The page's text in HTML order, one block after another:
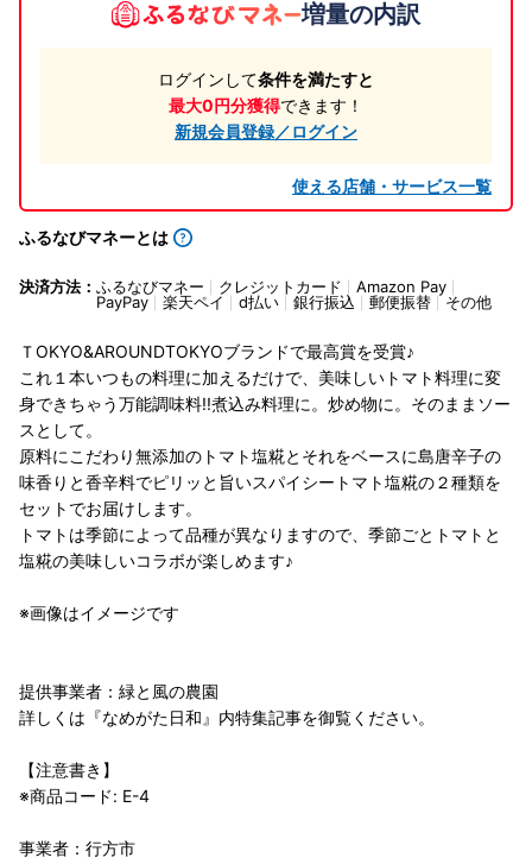
増量の内訳
ログインして条件を満たすと
最大0円分獲得できます！
新規会員登録／ログイン
使える店舗・サービス一覧
ふるなびマネーとは
決済方法： ふるなびマネー クレジットカード
Amazon Pay
PayPay
楽天ペイ d払い 銀行振込 郵便振替 その他
ＴOKYO&AROUNDTOKYOブランドで最高賞を受賞♪
これ１本いつもの料理に加えるだけで、美味しいトマト料理に変
身できちゃう万能調味料!!煮込み料理に。炒め物に。そのままソー
スとして。
原料にこだわり無添加のトマト塩糀とそれをベースに島唐辛子の
味香りと香辛料でピリッと旨いスパイシートマト塩糀の２種類を
セットでお届けします。
トマトは季節によって品種が異なりますので、季節ごとトマトと
塩糀の美味しいコラボが楽しめます♪
※画像はイメージです
提供事業者：緑と風の農園
詳しくは『なめがた日和』内特集記事を御覧ください。
【注意書き】
※商品コード: E-4
事業者：行方市